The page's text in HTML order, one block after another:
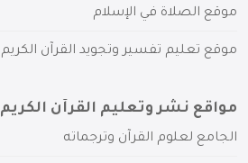
موقع الصلاة في الإسلام
موقع تعليم تفسير وتجويد القرآن الكريم
مواقع نشر وتعليم القرآن الكريم
الجامع لعلوم القرآن وترجماته